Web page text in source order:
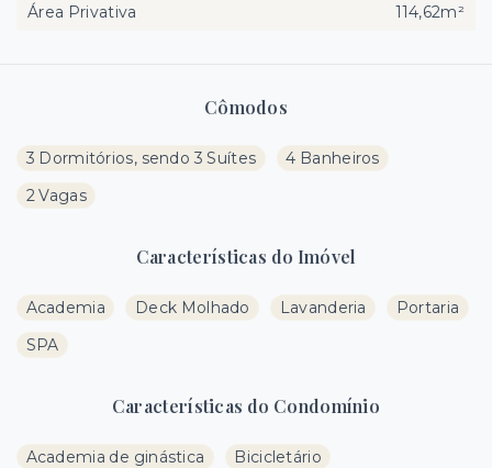
Cômodos
3 Dormitórios, sendo 3 Suítes
4 Banheiros
2 Vagas
Características do Imóvel
Academia Deck Molhado Lavanderia
Portaria
SPA
Características do Condomínio
Academia de ginástica
Bicicletário
Área Privativa
114,62m²